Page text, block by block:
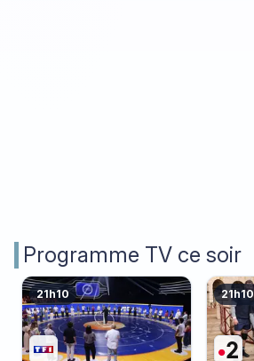
Programme TV ce soir
21h10 21h10